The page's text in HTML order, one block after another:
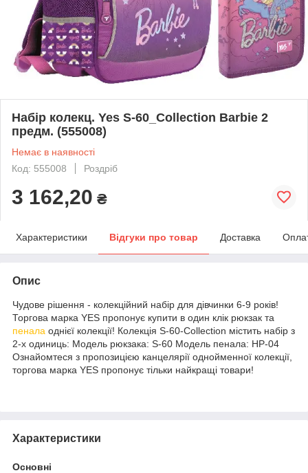
Набір колекц. Yes S-60_Collection Barbie 2
предм. (555008)
Немає в наявності
Код: 555008
Роздріб
3 162,20 ₴
Характеристики Відгуки про товар Доставка
Опис
Чудове рішення - колекційний набір для дівчинки 6-9 років!
Торгова марка YES пропонує купити в один клік рюкзак та
пенала однієї колекції! Колекція S-60-Collection містить набір з
2-х одиниць: Модель рюкзака: S-60 Модель пенала: HP-04
Ознайомтеся з пропозицією канцелярії однойменної колекції,
торгова марка YES пропонує тільки найкращі товари!
Характеристики
Основні